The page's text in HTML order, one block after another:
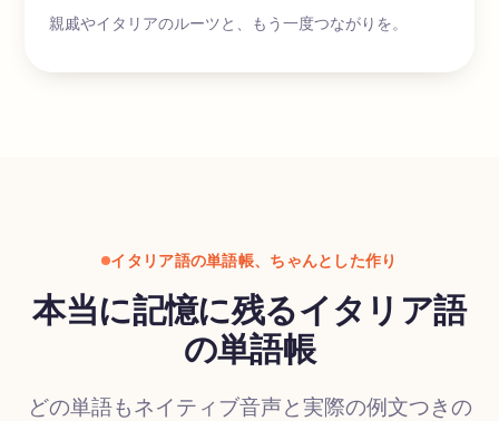
親戚やイタリアのルーツと、もう一度つながりを。
イタリア語の単語帳、ちゃんとした作り
本当に記憶に残るイタリア語
の単語帳
どの単語もネイティブ音声と実際の例文つきの